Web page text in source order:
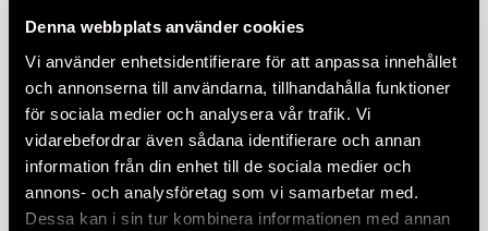
Denna webbplats använder cookies
Vi använder enhetsidentifierare för att anpassa innehållet
och annonserna till användarna, tillhandahålla funktioner
för sociala medier och analysera vår trafik. Vi
vidarebefordrar även sådana identifierare och annan
information från din enhet till de sociala medier och
annons- och analysföretag som vi samarbetar med.
Dessa kan i sin tur kombinera informationen med annan